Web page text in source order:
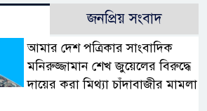
জনপ্রিয় সংবাদ
আমার দেশ পত্রিকার সাংবাদিক
মনিরুজ্জামান শেখ জুয়েলের বিরুদ্ধে
দায়ের করা মিথ্যা চাঁদাবাজীর মামলা